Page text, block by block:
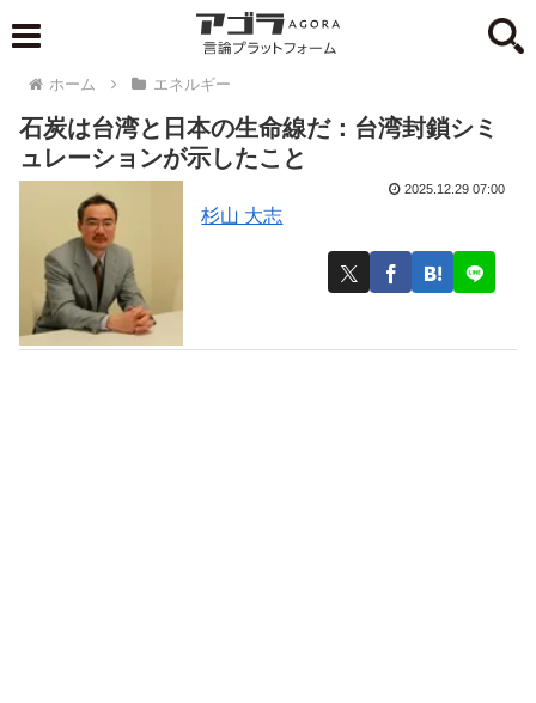
ホーム エネルギー
石炭は台湾と日本の生命線だ：台湾封鎖シミ
ュレーションが示したこと
杉山 大志
2025.12.29 07:00